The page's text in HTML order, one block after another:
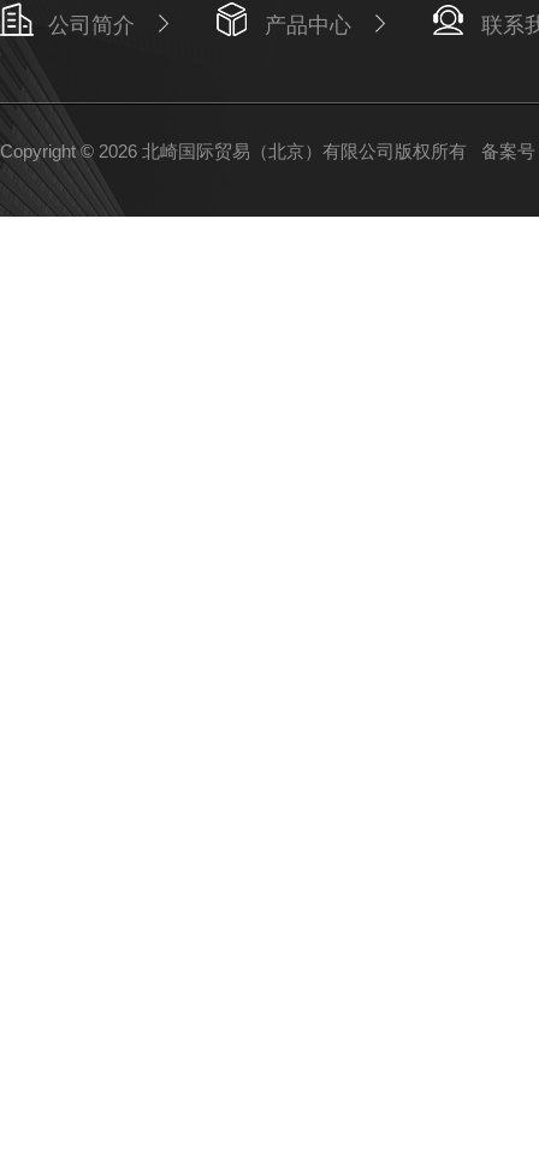
公司简介 产品中心 联系
Copyright © 2026 北崎国际贸易（北京）有限公司版权所有 备案号